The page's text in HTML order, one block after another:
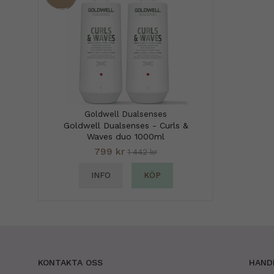
Goldwell Dualsenses
Goldwell Dualsenses - Curls &
Waves duo 1000ml
799 kr 1 442 kr
INFO KÖP
KONTAKTA OSS